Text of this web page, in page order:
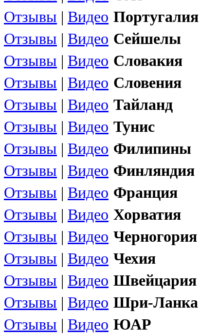
Отзывы | Видео Португалия
Отзывы | Видео Сейшелы
Отзывы | Видео Словакия
Отзывы | Видео Словения
Отзывы | Видео Тайланд
Отзывы | Видео Тунис
Отзывы | Видео Филипины
Отзывы | Видео Финляндия
Отзывы | Видео Франция
Отзывы | Видео Хорватия
Отзывы | Видео Черногория
Отзывы | Видео Чехия
Отзывы | Видео Швейцария
Отзывы | Видео Шри-Ланка
Отзывы | Видео ЮАР